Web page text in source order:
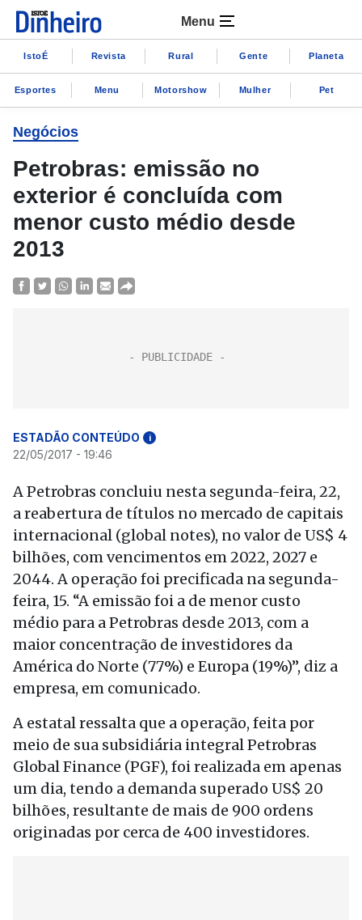
Menu
IstoÉ Revista Rural Gente Planeta
Esportes Menu Motorshow Mulher Pet
Negócios
Petrobras: emissão no
exterior é concluída com
menor custo médio desde
2013
ESTADÃO CONTEÚDO i
22/05/2017 - 19:46
A Petrobras concluiu nesta segunda-feira, 22,
a reabertura de títulos no mercado de capitais
internacional (global notes), no valor de US$ 4
bilhões, com vencimentos em 2022, 2027 e
2044. A operação foi precificada na segunda-
feira, 15. “A emissão foi a de menor custo
médio para a Petrobras desde 2013, com a
maior concentração de investidores da
América do Norte (77%) e Europa (19%)”, diz a
empresa, em comunicado.
A estatal ressalta que a operação, feita por
meio de sua subsidiária integral Petrobras
Global Finance (PGF), foi realizada em apenas
um dia, tendo a demanda superado US$ 20
bilhões, resultante de mais de 900 ordens
originadas por cerca de 400 investidores.